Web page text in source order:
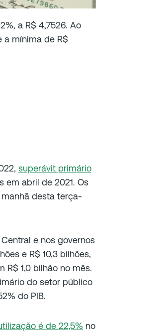
a R$ 4,7526. Ao
a mínima de R$
superávit primário
em abril de 2021. Os
manhã desta terça-
e nos governos
e R$ 10,3 bilhões,
1,0 bilhão no mês.
do setor público
do PIB.
é de 22,5% no